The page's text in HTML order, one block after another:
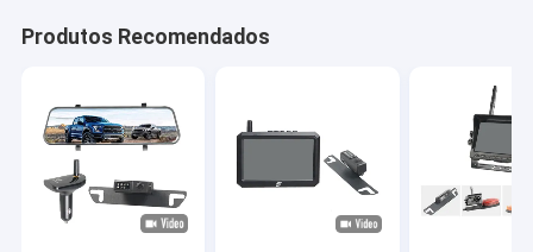
Produtos Recomendados